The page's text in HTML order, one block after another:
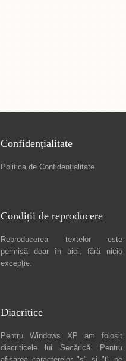
Confidențialitate
Politica de Confidențialitate
Condiții de reproducere
Reproducerea textelor este
permisă doar în aici, fără nicio
excepție.
Diacritice
Pentru Windows XP am folosit
diacriticele lui Secărică. Pentru